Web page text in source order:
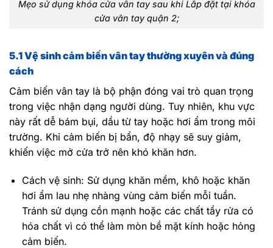
Mẹo sử dụng khóa cửa vân tay sau khi Lắp đặt tại khóa
cửa vân tay quận 2;
5.1 Vệ sinh cảm biến vân tay thường xuyên và đúng
cách
Cảm biến vân tay là bộ phận đóng vai trò quan trọng
trong việc nhận dạng người dùng. Tuy nhiên, khu vực
này rất dễ bám bụi, dầu từ tay hoặc hơi ẩm trong môi
trường. Khi cảm biến bị bẩn, độ nhạy sẽ suy giảm,
khiến việc mở cửa trở nên khó khăn hơn.
Cách vệ sinh: Sử dụng khăn mềm, khô hoặc khăn
hơi ẩm lau nhẹ nhàng vùng cảm biến mỗi tuần.
Tránh sử dụng cồn mạnh hoặc các chất tẩy rửa có
hóa chất vì có thể làm mòn bề mặt kính hoặc hỏng
cảm biến.